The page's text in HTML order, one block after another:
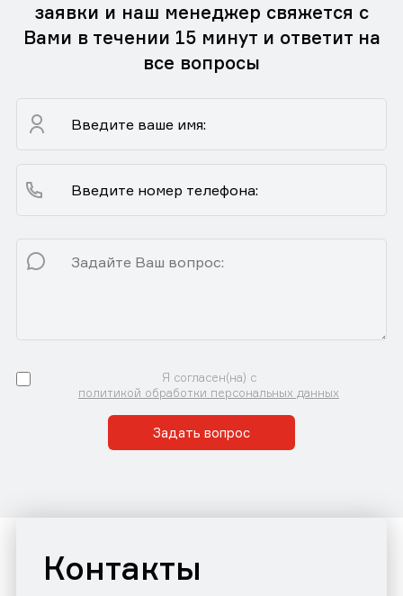
заявки и наш менеджер свяжется с
Вами в течении 15 минут и ответит на
все вопросы
Я согласен(на) с
политикой обработки персональных данных
Задать вопрос
Контакты